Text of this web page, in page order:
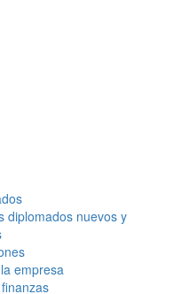
diplomados nuevos y
empresa